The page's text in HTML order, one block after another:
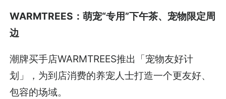
WARMTREES：萌宠“专用”下午茶、宠物限定周
边
潮牌买手店WARMTREES推出「宠物友好计
划」，为到店消费的养宠人士打造一个更友好、
包容的场域。